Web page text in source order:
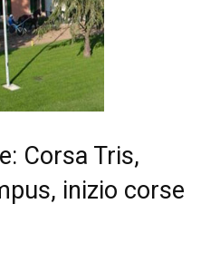
Corsa Tris,
inizio corse